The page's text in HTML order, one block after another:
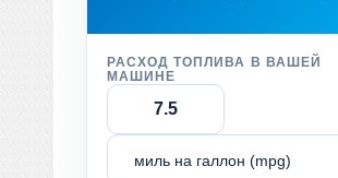
РАСХОД ТОПЛИВА В ВАШЕЙ
МАШИНЕ
миль на галлон (mpg)